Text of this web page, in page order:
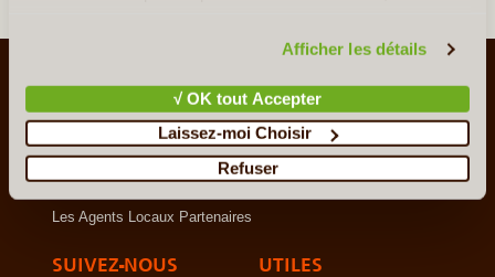
Afficher les détails
√ OK tout Accepter
Laissez-moi Choisir
Refuser
Qui sommes-nous ?
Notre Charte
Les Agents Locaux Partenaires
SUIVEZ-NOUS UTILES